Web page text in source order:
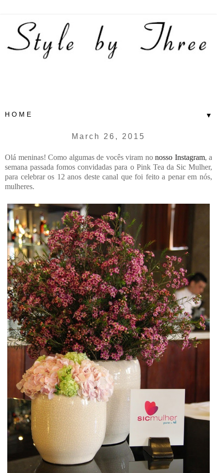
▼
March 26, 2015
Olá meninas! Como algumas de vocês viram no nosso Instagram, a
semana passada fomos convidadas para o Pink Tea da Sic Mulher,
para celebrar os 12 anos deste canal que foi feito a penar em nós,
mulheres.